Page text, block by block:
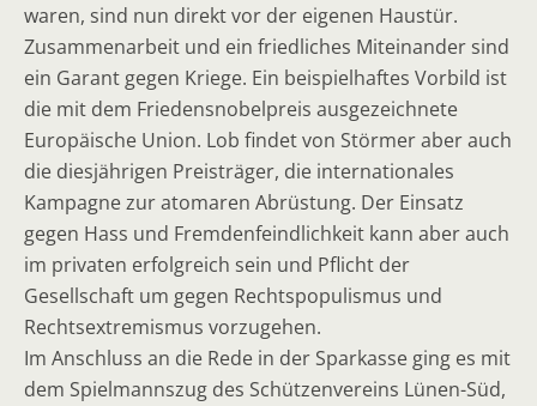
waren, sind nun direkt vor der eigenen Haustür.
Zusammenarbeit und ein friedliches Miteinander sind
ein Garant gegen Kriege. Ein beispielhaftes Vorbild ist
die mit dem Friedensnobelpreis ausgezeichnete
Europäische Union. Lob findet von Störmer aber auch
die diesjährigen Preisträger, die internationales
Kampagne zur atomaren Abrüstung. Der Einsatz
gegen Hass und Fremdenfeindlichkeit kann aber auch
im privaten erfolgreich sein und Pflicht der
Gesellschaft um gegen Rechtspopulismus und
Rechtsextremismus vorzugehen.
Im Anschluss an die Rede in der Sparkasse ging es mit
dem Spielmannszug des Schützenvereins Lünen-Süd,